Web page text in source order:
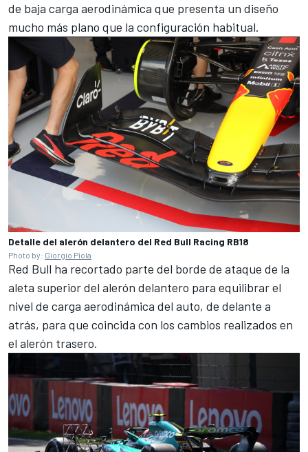
de baja carga aerodinámica que presenta un diseño
mucho más plano que la configuración habitual.
Detalle del alerón delantero del Red Bull Racing RB18
Photo by: Giorgio Piola
Red Bull ha recortado parte del borde de ataque de la
aleta superior del alerón delantero para equilibrar el
nivel de carga aerodinámica del auto, de delante a
atrás, para que coincida con los cambios realizados en
el alerón trasero.